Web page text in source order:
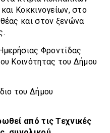
Κοκκινογείων, στο
και στον ξενώνα
Φροντίδας
Κοινότητας του Δήμου
του Δήμου
από τις Τεχνικές